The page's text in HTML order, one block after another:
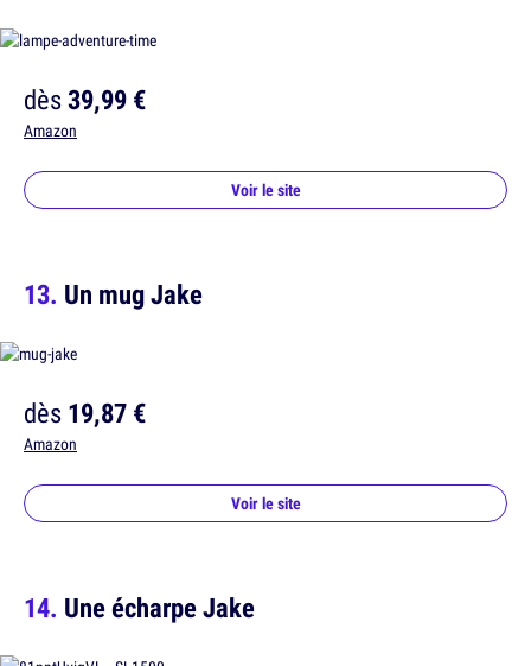
dès39,99 €
Amazon
Voir le site
Un mug Jake
dès19,87 €
Amazon
Voir le site
Une écharpe Jake